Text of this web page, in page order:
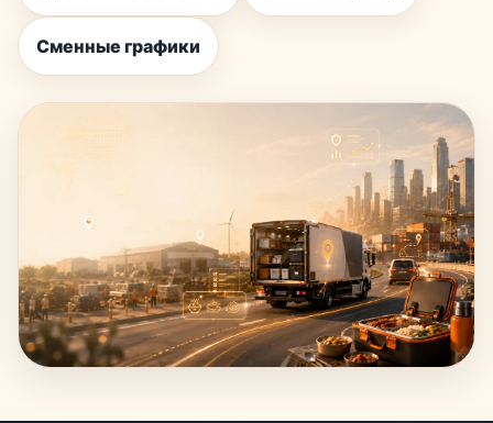
Сменные графики